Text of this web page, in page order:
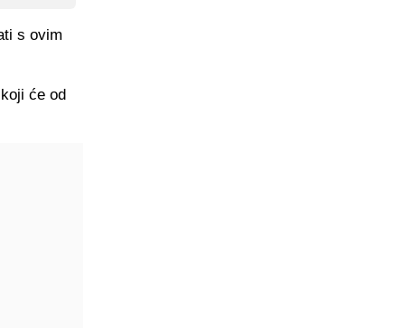
s ovim
će od